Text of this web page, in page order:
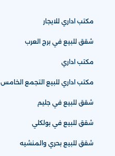
مكتب اداري للايجار
شقق للبيع في برج العرب
مكتب اداري
مكتب اداري للبيع التجمع الخامس
شقق للبيع في جليم
شقق للبيع في بولكلي
شقق للبيع بحري والمنشيه